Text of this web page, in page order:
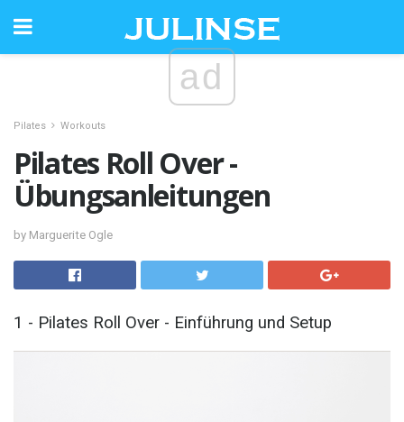
ad
Pilates Workouts
Pilates Roll Over -
Übungsanleitungen
by Marguerite Ogle
1 - Pilates Roll Over - Einführung und Setup